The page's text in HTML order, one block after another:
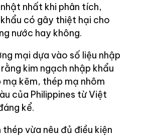
nhất khi phân tích,
có gây thiệt hại cho
nước hay không.
mại dựa vào số liệu nhập
kim ngạch nhập khẩu
kẽm, thép mạ nhôm
của Philippines từ Việt
kể.
vừa nêu đủ điều kiện